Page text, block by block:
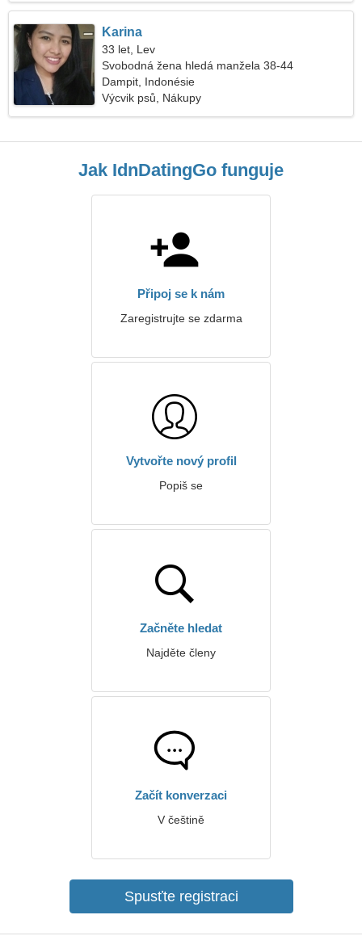
Karina
33 let, Lev
Svobodná žena hledá manžela 38-44
Dampit, Indonésie
Výcvik psů, Nákupy
Jak IdnDatingGo funguje
Připoj se k nám
Zaregistrujte se zdarma
Vytvořte nový profil
Popiš se
Začněte hledat
Najděte členy
Začít konverzaci
V češtině
Spusťte registraci